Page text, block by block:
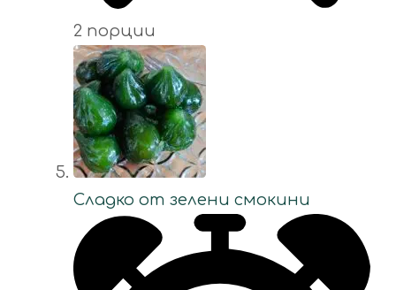
2 порции
Сладко от зелени смокини